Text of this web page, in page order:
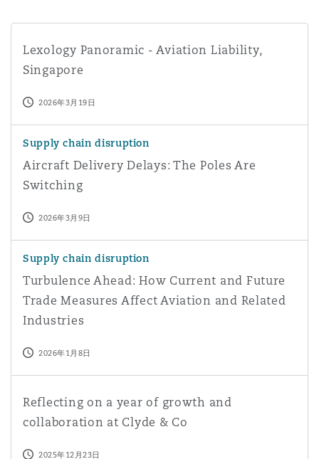
Lexology Panoramic - Aviation Liability,
Singapore
2026年3月19日
Supply chain disruption
Aircraft Delivery Delays: The Poles Are
Switching
2026年3月9日
Supply chain disruption
Turbulence Ahead: How Current and Future
Trade Measures Affect Aviation and Related
Industries
2026年1月8日
Reflecting on a year of growth and
collaboration at Clyde & Co
2025年12月23日